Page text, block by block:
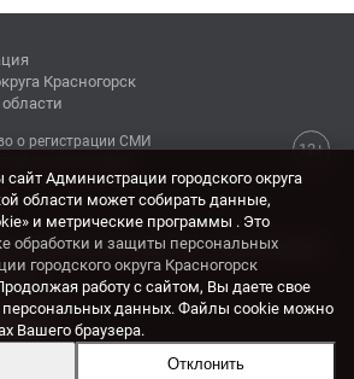
Красногорск
12+
о регистрации СМИ
Московская область, г. Красногорск,
4.
почта:
Администрации городского округа
области может собирать данные,
и метрические программы . Это
обработки и защиты персональных
городского округа Красногорск
работу с сайтом, Вы даете свое
персональных данных. Файлы cookie можно
Вашего браузера.
Отклонить